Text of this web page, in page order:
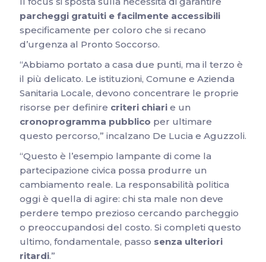
parcheggi gratuiti e facilmente accessibili
specificamente per coloro che si recano
d’urgenza al Pronto Soccorso.
“Abbiamo portato a casa due punti, ma il terzo è
il più delicato. Le istituzioni, Comune e Azienda
Sanitaria Locale, devono concentrare le proprie
risorse per definire criteri chiarie un
cronoprogramma pubblico per ultimare
questo percorso,” incalzano De Lucia e Aguzzoli.
“Questo è l’esempio lampante di come la
partecipazione civica possa produrre un
cambiamento reale. La responsabilità politica
oggi è quella di agire: chi sta male non deve
perdere tempo prezioso cercando parcheggio
o preoccupandosi del costo. Si completi questo
ultimo, fondamentale, passo senza ulteriori
ritardi.”